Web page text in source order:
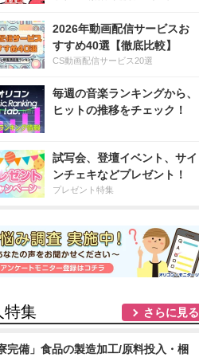
2026年動画配信サービスお
すすめ40選【徹底比較】
CS動画配信サービス20選
毎週の音楽ランキングから、
ヒットの推移をチェック！
試写会、登壇イベント、サイ
ンチェキなどプレゼント！
プレゼント特集
特集 さらに見る
完備」食品の製造加工/原料投入・梱